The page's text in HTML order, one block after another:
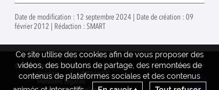
Date de modification : 12 septembre 2024 | Date de création : 09
février 2012 | Rédaction : SMART
Ce site utilise des cookies afin de vous proposer des
vidéos, des boutons de partage, des remontées de
contenus de plateformes sociales et des contenus
© INRAE 2022
Contact
Crédits
INTRANET
Mentions legales
www.inrae.fr